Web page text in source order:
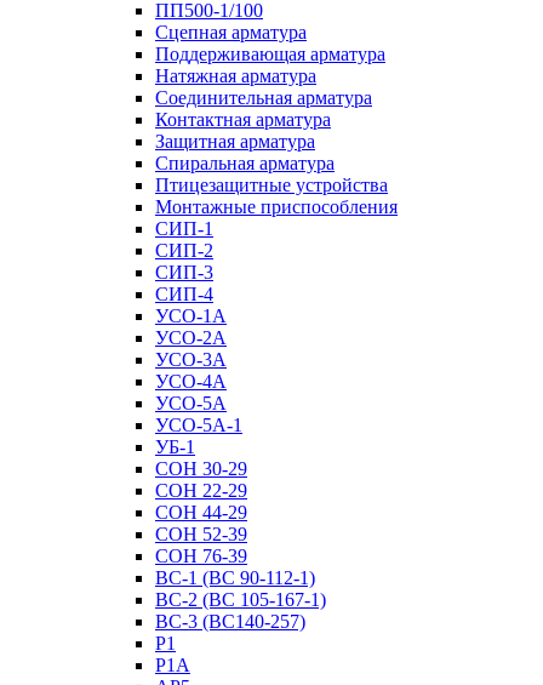
ПП500-1/100
Сцепная арматура
Поддерживающая арматура
Натяжная арматура
Соединительная арматура
Контактная арматура
Защитная арматура
Спиральная арматура
Птицезащитные устройства
Монтажные приспособления
СИП-1
СИП-2
СИП-3
СИП-4
УСО-1А
УСО-2А
УСО-3А
УСО-4А
УСО-5А
УСО-5А-1
УБ-1
СОН 30-29
СОН 22-29
СОН 44-29
СОН 52-39
СОН 76-39
ВС-1 (ВС 90-112-1)
ВС-2 (ВС 105-167-1)
ВС-3 (ВС140-257)
Р1
Р1А